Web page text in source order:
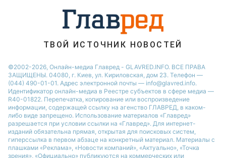
ТВОЙ ИСТОЧНИК НОВОСТЕЙ
©2002-2026, Онлайн-медиа Главред - GLAVRED.INFO. ВСЕ ПРАВА
ЗАЩИЩЕНЫ. 04080, г. Киев, ул. Кириловская, дом 23. Телефон —
(044) 490-01-01. Адрес электронной почты — info@glavred.info.
Идентификатор онлайн-медиа в Реестре cубъектов в сфере медиа —
R40-01822. Перепечатка, копирование или воспроизведение
информации, содержащей ссылку на агенство ГЛАВРЕД, в каком-
либо виде запрещено. Использование материалов «Главред»
разрешается при условии ссылки на «Главред». Для интернет-
изданий обязательна прямая, открытая для поисковых систем,
гиперссылка в первом абзаце на конкретный материал. Материалы с
плашками «Реклама», «Новости компаний», «Актуально», «Точка
зрения», «Официально» публикуются на коммерческих или